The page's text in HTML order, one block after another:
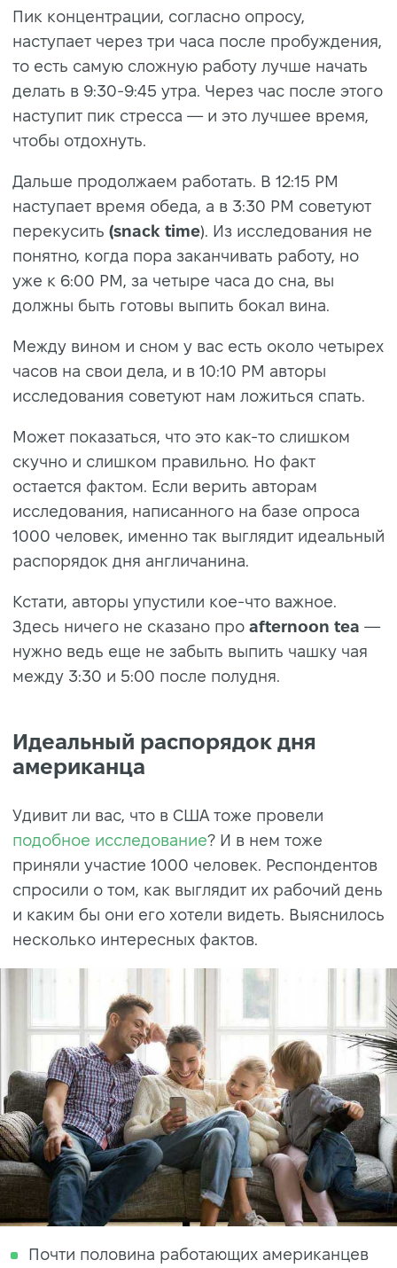
Пик концентрации, согласно опросу,
наступает через три часа после пробуждения,
то есть самую сложную работу лучше начать
делать в 9:30-9:45 утра. Через час после этого
наступит пик стресса — и это лучшее время,
чтобы отдохнуть.
Дальше продолжаем работать. В 12:15 PM
наступает время обеда, а в 3:30 PM советуют
перекусить (snack time). Из исследования не
понятно, когда пора заканчивать работу, но
уже к 6:00 PM, за четыре часа до сна, вы
должны быть готовы выпить бокал вина.
Между вином и сном у вас есть около четырех
часов на свои дела, и в 10:10 PM авторы
исследования советуют нам ложиться спать.
Может показаться, что это как-то слишком
скучно и слишком правильно. Но факт
остается фактом. Если верить авторам
исследования, написанного на базе опроса
1000 человек, именно так выглядит идеальный
распорядок дня англичанина.
Кстати, авторы упустили кое-что важное.
Здесь ничего не сказано про afternoon tea —
нужно ведь еще не забыть выпить чашку чая
между 3:30 и 5:00 после полудня.
Идеальный распорядок дня
американца
Удивит ли вас, что в США тоже провели
подобное исследование? И в нем тоже
приняли участие 1000 человек. Респондентов
спросили о том, как выглядит их рабочий день
и каким бы они его хотели видеть. Выяснилось
несколько интересных фактов.
Почти половина работающих американцев